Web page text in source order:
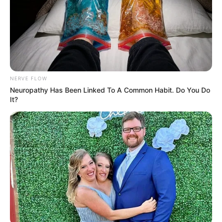
Email address:
Όλα τα κείμενα και οι εικόνες είναι πνευματική ιδιοκτησία του
ΝΙΚΟΛΑΟΣ ΑΝΑΞΙΜΑΝΔΡΟΣ. Aπαγορεύεται η αναπαραγωγή, η
αναδημοσίευση και η τροποποίησή τους χωρίς προηγούμενη
NERVE FLOW
Neuropathy Has Been Linked To A Common Habit. Do You Do
It?